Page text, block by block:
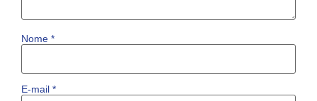
Nome *
E-mail *